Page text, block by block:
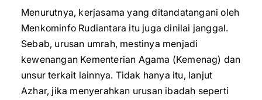
Menurutnya, kerjasama yang ditandatangani oleh
Menkominfo Rudiantara itu juga dinilai janggal.
Sebab, urusan umrah, mestinya menjadi
kewenangan Kementerian Agama (Kemenag) dan
unsur terkait lainnya. Tidak hanya itu, lanjut
Azhar, jika menyerahkan urusan ibadah seperti